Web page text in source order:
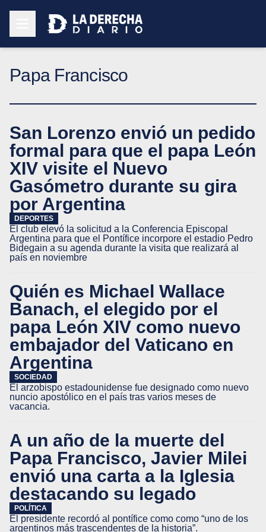
Papa Francisco
San Lorenzo envió un pedido
formal para que el papa León
XIV visite el Nuevo
Gasómetro durante su gira
por Argentina
DEPORTES
El club elevó la solicitud a la Conferencia Episcopal
Argentina para que el Pontífice incorpore el estadio Pedro
Bidegain a su agenda durante la visita que realizará al
país en noviembre
Quién es Michael Wallace
Banach, el elegido por el
papa León XIV como nuevo
embajador del Vaticano en
Argentina
SOCIEDAD
El arzobispo estadounidense fue designado como nuevo
nuncio apostólico en el país tras varios meses de
vacancia.
A un año de la muerte del
Papa Francisco, Javier Milei
envió una carta a la Iglesia
destacando su legado
POLÍTICA
El presidente recordó al pontífice como como “uno de los
argentinos más trascendentes de la historia”.